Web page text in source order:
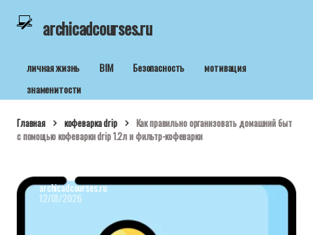
archicadcourses.ru
личная жизнь BIM Безопасность
мотивация
знаменитости
Главная кофеварка drip
Как правильно организовать домашний быт
с помощью кофеварки drip 1.2л и фильтр-кофеварки
archicadcourses.ru
12/01/2026